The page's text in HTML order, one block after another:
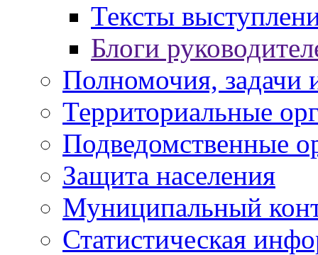
Тексты
Блоги
Полномочия, задачи
Территориальные
Подведомственные
Защита населения
Муниципальный
Статистическая